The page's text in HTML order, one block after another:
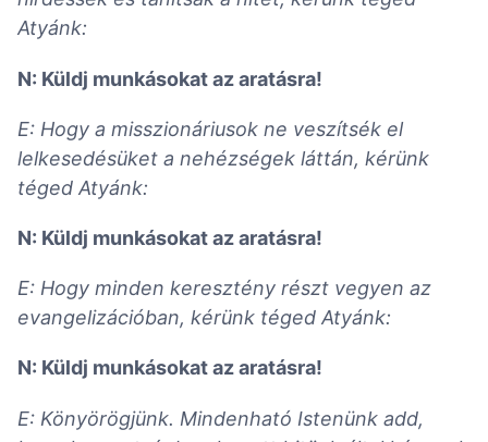
Atyánk:
N: Küldj munkásokat az aratásra!
E: Hogy a misszionáriusok ne veszítsék el
lelkesedésüket a nehézségek láttán, kérünk
téged Atyánk:
N: Küldj munkásokat az aratásra!
E: Hogy minden keresztény részt vegyen az
evangelizációban, kérünk téged Atyánk:
N: Küldj munkásokat az aratásra!
E: Könyörögjünk. Mindenható Istenünk add,